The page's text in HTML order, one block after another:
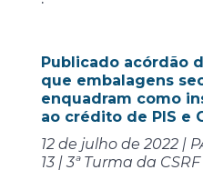
Publicado acórdão
que embalagens
enquadram como
ao crédito de PIS e
12 de julho de 2022 |
13 | 3ª Turma da CSRF